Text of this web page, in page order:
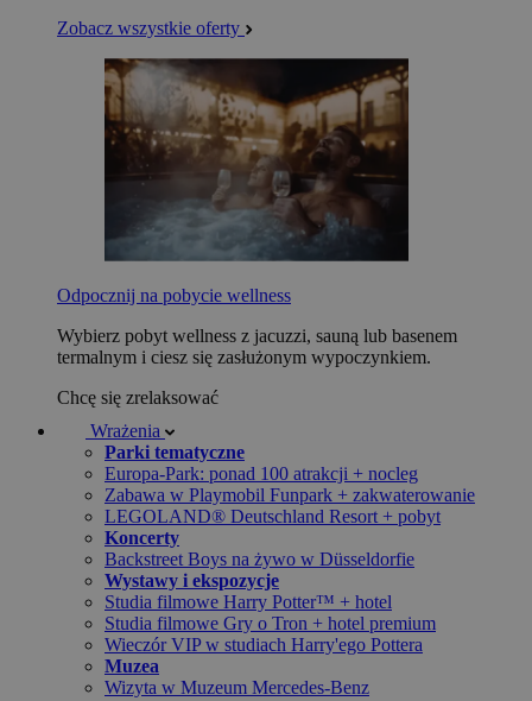
Zobacz wszystkie oferty
Odpocznij na pobycie wellness
Wybierz pobyt wellness z jacuzzi, sauną lub basenem
termalnym i ciesz się zasłużonym wypoczynkiem.
Chcę się zrelaksować
Wrażenia
Parki tematyczne
Europa-Park: ponad 100 atrakcji + nocleg
Zabawa w Playmobil Funpark + zakwaterowanie
LEGOLAND® Deutschland Resort + pobyt
Koncerty
Backstreet Boys na żywo w Düsseldorfie
Wystawy i ekspozycje
Studia filmowe Harry Potter™ + hotel
Studia filmowe Gry o Tron + hotel premium
Wieczór VIP w studiach Harry'ego Pottera
Muzea
Wizyta w Muzeum Mercedes-Benz